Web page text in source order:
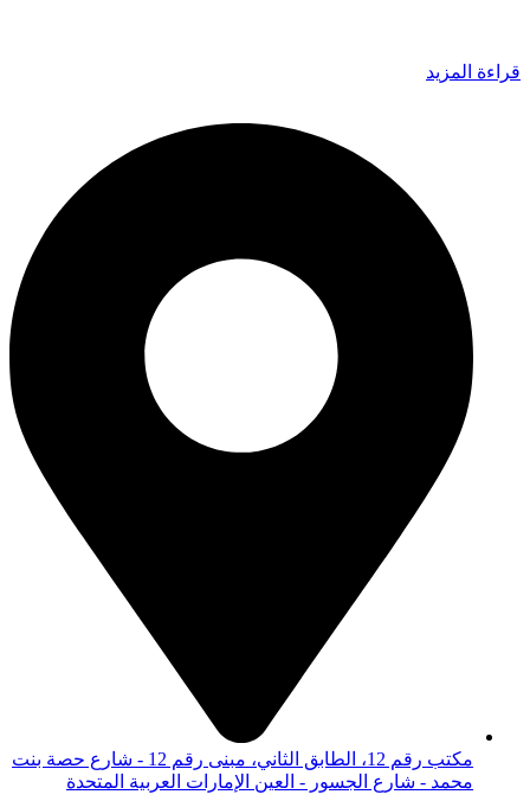
قراءة المزيد
مكتب رقم 12، الطابق الثاني، مبنى رقم 12 - شارع حصة بنت
محمد - شارع الجسور - العين الإمارات العربية المتحدة